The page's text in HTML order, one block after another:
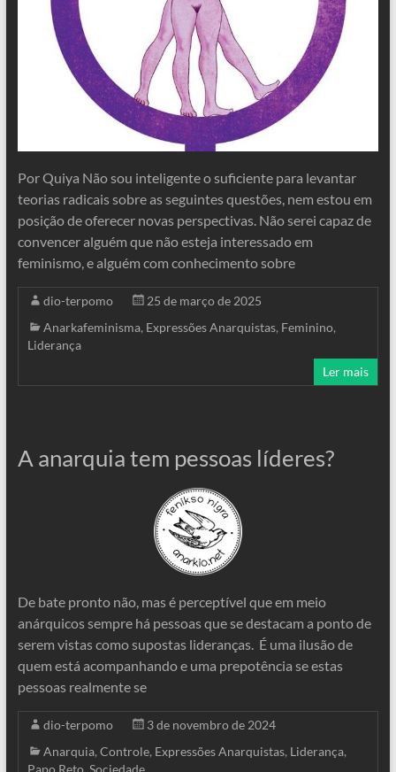
Por Quiya Não sou inteligente o suficiente para levantar
teorias radicais sobre as seguintes questões, nem estou em
posição de oferecer novas perspectivas. Não serei capaz de
convencer alguém que não esteja interessado em
feminismo, e alguém com conhecimento sobre
dio-terpomo
25 de março de 2025
Anarkafeminisma, Expressões Anarquistas, Feminino,
Liderança
Ler mais
A anarquia tem pessoas líderes?
De bate pronto não, mas é perceptível que em meio
anárquicos sempre há pessoas que se destacam a ponto de
serem vistas como supostas lideranças. É uma ilusão de
quem está acompanhando e uma prepotência se estas
pessoas realmente se
dio-terpomo
3 de novembro de 2024
Anarquia, Controle, Expressões Anarquistas, Liderança,
Papo Reto, Sociedade